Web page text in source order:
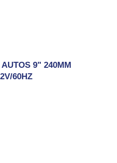
9" 240MM
60HZ